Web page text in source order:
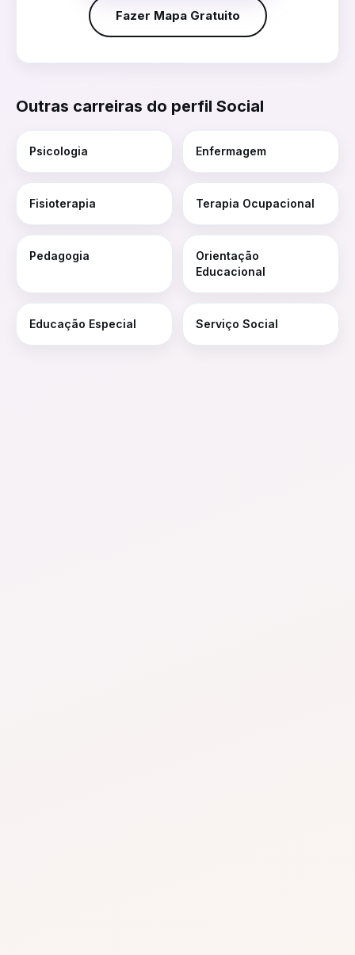
Fazer Mapa Gratuito
Outras carreiras do perfil Social
Psicologia Enfermagem
Fisioterapia Terapia Ocupacional
Pedagogia
Orientação
Educacional
Educação Especial Serviço Social